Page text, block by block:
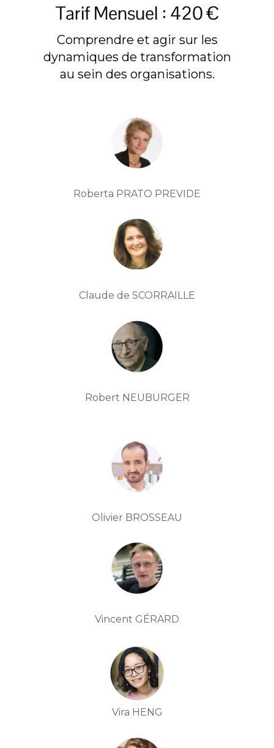
Tarif Mensuel : 420 €
Comprendre et agir sur les
dynamiques de transformation
au sein des organisations.
Roberta PRATO PREVIDE
Claude de SCORRAILLE
Robert NEUBURGER
Olivier BROSSEAU
Vincent GÉRARD
Vira HENG